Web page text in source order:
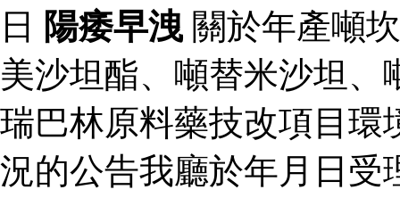
日 陽痿早洩 關於年產噸
美沙坦酯、噸替米沙坦
瑞巴林原料藥技改項目環
況的公告我廳於年月日受